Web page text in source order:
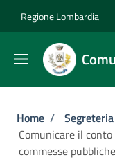
Regione Lombardia
Briciole di
Home /
Comunicare il
commesse pubbliche